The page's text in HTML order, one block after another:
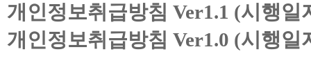
개인정보취급방침 Ver1.1 (시행일
개인정보취급방침 Ver1.0 (시행일